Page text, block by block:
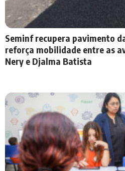
Seminf recupera pavimento
reforça mobilidade entre as
Nery e Djalma Batista